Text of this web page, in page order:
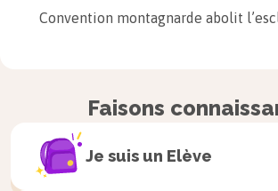
Convention montagnarde abolit
portant un intérêt particulier à
Mais le décret d’abolition n’est pas
Faisons
Je suis un Elève